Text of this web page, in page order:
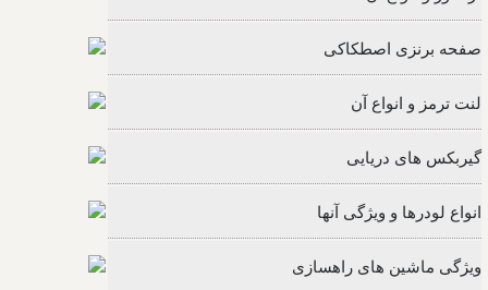
صفحه برنزی اصطکاکی
لنت ترمز و انواع آن
گیربکس های دریایی
انواع لودرها و ویژگی آنها
ویژگی ماشین های راهسازی